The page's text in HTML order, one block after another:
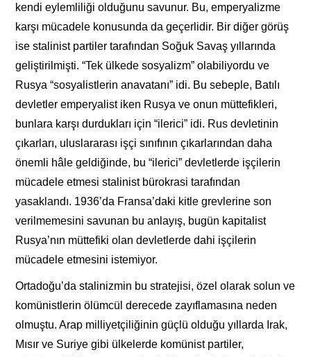
kendi eylemliliği olduğunu savunur. Bu, emperyalizme
karşı mücadele konusunda da geçerlidir. Bir diğer görüş
ise stalinist partiler tarafından Soğuk Savaş yıllarında
geliştirilmişti. “Tek ülkede sosyalizm” olabiliyordu ve
Rusya “sosyalistlerin anavatanı” idi. Bu sebeple, Batılı
devletler emperyalist iken Rusya ve onun müttefikleri,
bunlara karşı durdukları için “ilerici” idi. Rus devletinin
çıkarları, uluslararası işçi sınıfının çıkarlarından daha
önemli hâle geldiğinde, bu “ilerici” devletlerde işçilerin
mücadele etmesi stalinist bürokrasi tarafından
yasaklandı. 1936’da Fransa’daki kitle grevlerine son
verilmemesini savunan bu anlayış, bugün kapitalist
Rusya’nın müttefiki olan devletlerde dahi işçilerin
mücadele etmesini istemiyor.
Ortadoğu’da stalinizmin bu stratejisi, özel olarak solun ve
komünistlerin ölümcül derecede zayıflamasına neden
olmuştu. Arap milliyetçiliğinin güçlü olduğu yıllarda Irak,
Mısır ve Suriye gibi ülkelerde komünist partiler,